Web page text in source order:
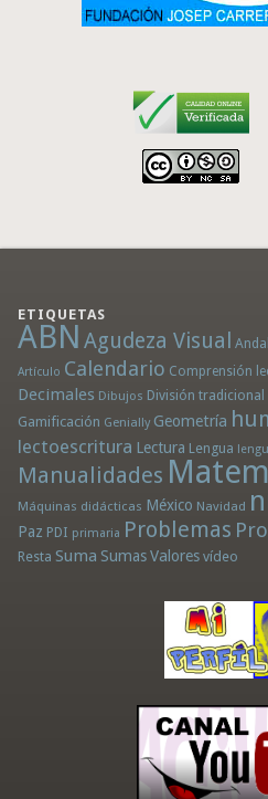
ETIQUETAS
ABN Agudeza Visual
Artículo Calendario Comprensión
Decimales Dibujos División tradicional
Gamificación Genially Geometría
lectoescritura Lectura Lengua
Manualidades
Máquinas didácticas México Navidad
Paz PDI primaria Problemas
Resta Suma Sumas Valores vídeo